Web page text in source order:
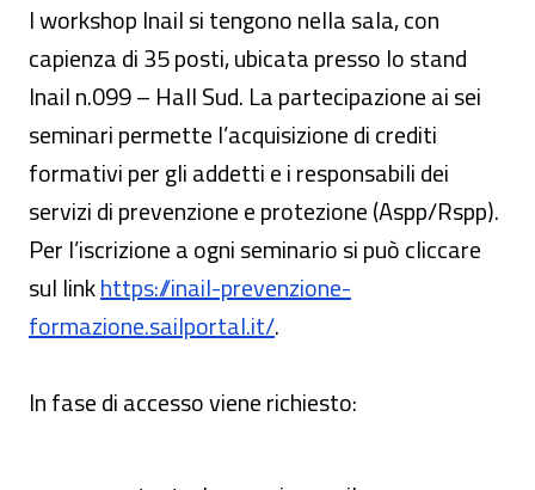
I workshop Inail si tengono nella sala, con
capienza di 35 posti, ubicata presso lo stand
Inail n.099 – Hall Sud. La partecipazione ai sei
seminari permette l’acquisizione di crediti
formativi per gli addetti e i responsabili dei
servizi di prevenzione e protezione (Aspp/Rspp).
Per l’iscrizione a ogni seminario si può cliccare
sul linkhttps://inail-prevenzione-
formazione.sailportal.it/.
In fase di accesso viene richiesto: